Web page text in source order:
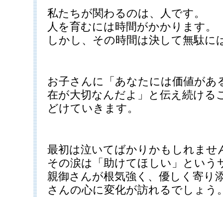
私たちが関わるのは、人です。
人を育むには時間がかかります。
しかし、その時間は決して無駄に
お子さんに「あなたには価値があ
在が大切なんだよ」と伝え続ける
どけていきます。
最初は泣いてばかりかもしれませ
その涙は「助けてほしい」とい
親御さんが根気強く、優しく寄り
さんの心に変化が訪れるでしょう